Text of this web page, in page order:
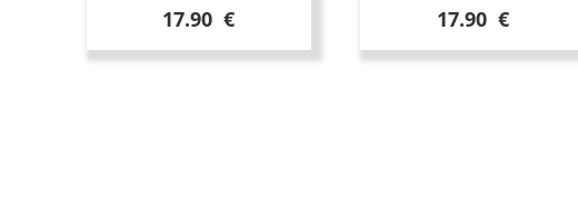
17.90 € 17.90 €